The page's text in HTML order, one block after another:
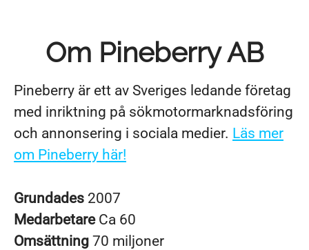
Om Pineberry AB
Pineberry är ett av Sveriges ledande företag
med inriktning på sökmotormarknadsföring
och annonsering i sociala medier. Läs mer
om Pineberry här!
Grundades 2007
Medarbetare Ca 60
Omsättning 70 miljoner